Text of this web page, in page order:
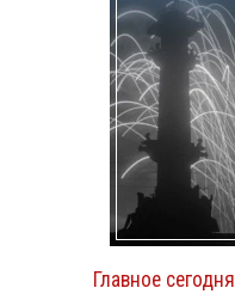
Главное сегодня